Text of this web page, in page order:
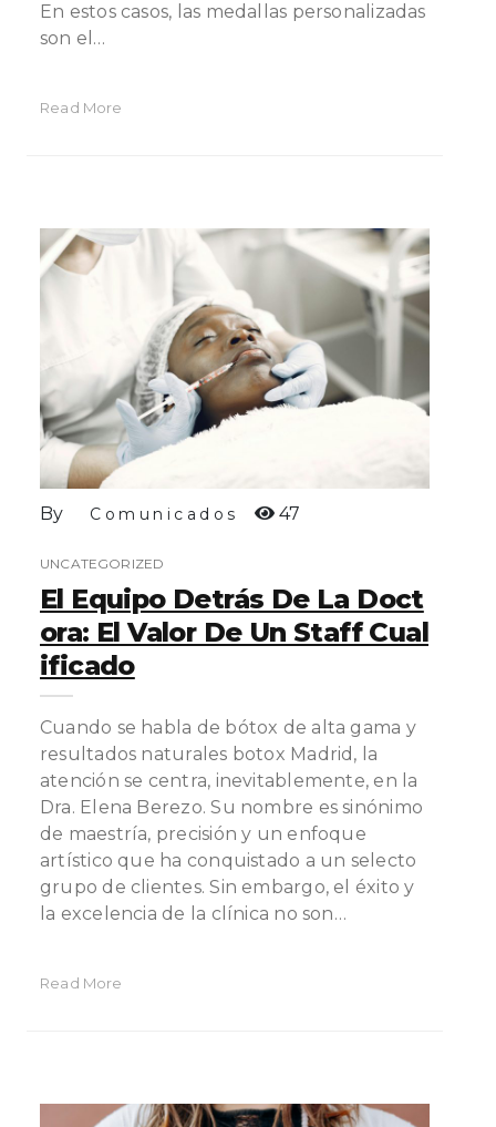
En estos casos, las medallas personalizadas
son el…
Read More
By Comunicados 47
UNCATEGORIZED
El Equipo Detrás De La Doct
Ora: El Valor De Un Staff Cual
Ificado
Cuando se habla de bótox de alta gama y
resultados naturales botox Madrid, la
atención se centra, inevitablemente, en la
Dra. Elena Berezo. Su nombre es sinónimo
de maestría, precisión y un enfoque
artístico que ha conquistado a un selecto
grupo de clientes. Sin embargo, el éxito y
la excelencia de la clínica no son…
Read More